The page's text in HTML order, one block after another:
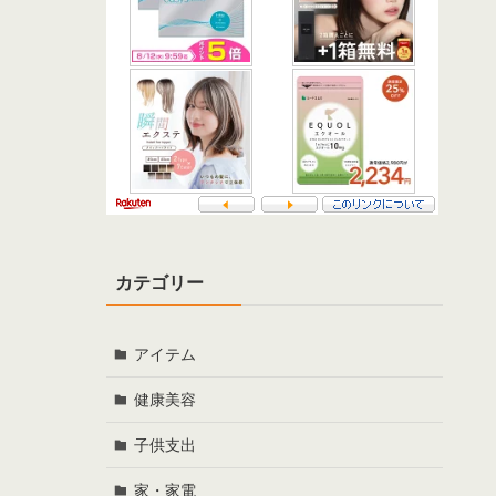
カテゴリー
アイテム
健康美容
子供支出
家・家電